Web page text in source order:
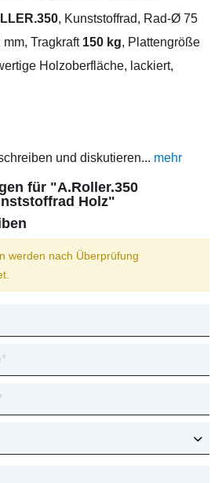
, Kunststoffrad, Rad-Ø 75
mm, Tragkraft 150 kg, Plattengröße
Holzoberfläche, lackiert,
und diskutieren... mehr
für "A.Roller.350
Holz"
werden nach Überprüfung